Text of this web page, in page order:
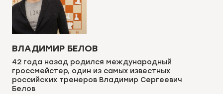
ВЛАДИМИР БЕЛОВ
42 года назад родился международный
гроссмейстер, один из самых известных
российских тренеров Владимир Сергеевич
Белов